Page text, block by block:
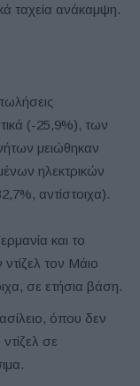
ταχεία ανάκαμψη.
(-25,9%), των
μειώθηκαν
ηλεκτρικών
αντίστοιχα).
και το
τον Μάιο
σε ετήσια βάση.
όπου δεν
σε